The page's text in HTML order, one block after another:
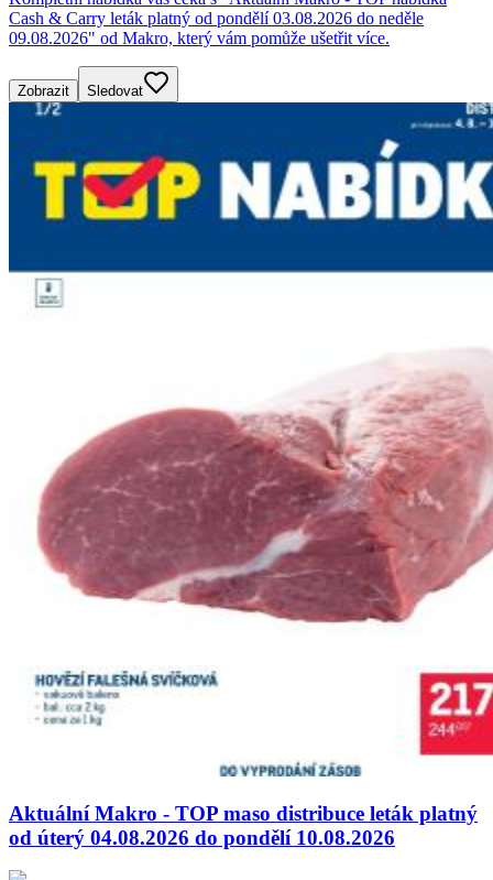
Cash & Carry leták platný od pondělí 03.08.2026 do neděle
09.08.2026" od Makro, který vám pomůže ušetřit více.
Zobrazit Sledovat
Aktuální Makro - TOP maso distribuce leták platný
od úterý 04.08.2026 do pondělí 10.08.2026